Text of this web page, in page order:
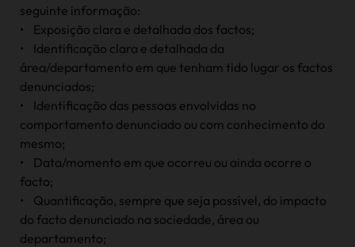
seguinte informação:
• Exposição clara e detalhada dos factos;
• Identificação clara e detalhada da
área/departamento em que tenham tido lugar os factos
denunciados;
• Identificação das pessoas envolvidas no
comportamento denunciado ou com conhecimento do
mesmo;
• Data/momento em que ocorreu ou ainda ocorre o
facto;
• Quantificação, sempre que seja possível, do impacto
do facto denunciado na sociedade, área ou
departamento;